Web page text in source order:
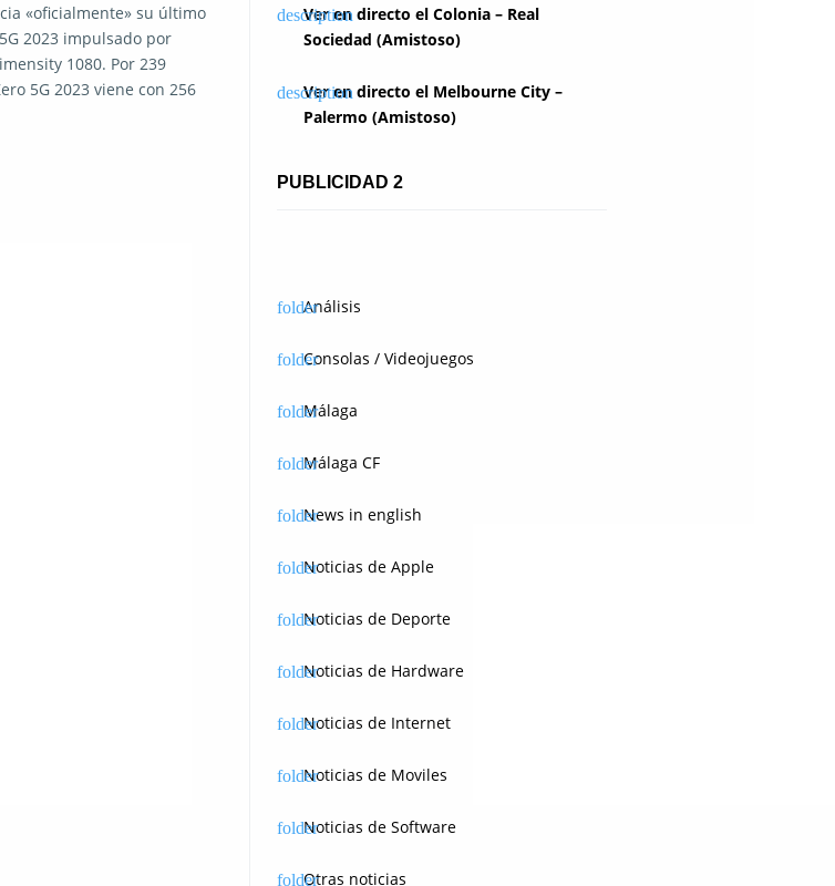
«oficialmente» su último
2023 impulsado por
1080. Por 239
5G 2023 viene con 256
Ver en directo el Colonia – Real
Sociedad (Amistoso)
Ver en directo el Melbourne City –
Palermo (Amistoso)
PUBLICIDAD 2
Análisis
Consolas / Videojuegos
Málaga
Málaga CF
News in english
Noticias de Apple
Noticias de Deporte
Noticias de Hardware
Noticias de Internet
Noticias de Moviles
Noticias de Software
Otras noticias